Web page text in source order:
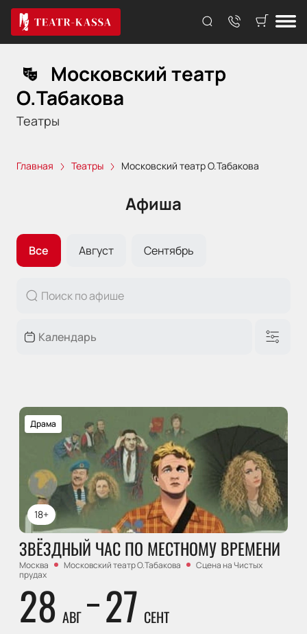
Московский театр
О.Табакова
Театры
Главная Театры Московский театр О.Табакова
Афиша
Все Август Сентябрь
18+
Драма
ЗВЁЗДНЫЙ ЧАС ПО МЕСТНОМУ ВРЕМЕНИ
Москва Московский театр О.Табакова
Сцена на Чистых
прудах
28 АВГ 27 СЕНТ